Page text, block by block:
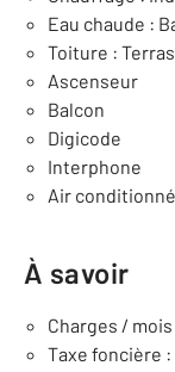
Eau chaude :
Toiture :
Ascenseur
Balcon
Digicode
Interphone
Air conditionné
À savoir
Charges / mois
Taxe foncière :